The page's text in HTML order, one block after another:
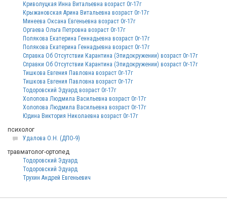
Криволуцкая Инна Витальевна возраст 0г-17г
Крыжановская Арина Витальевна возраст 0г-17г
Минеева Оксана Евгеньевна возраст 0г-17г
Оргаева Ольга Петровна возраст 0г-17г
Полякова Екатерина Геннадьевна возраст 0г-17г
Полякова Екатерина Геннадьевна возраст 0г-17г
Справка Об Отсутствии Карантина (Эпидокружении) возраст 0г-17г
Справки Об Отсутствии Карантина (Эпидокружении) возраст 0г-17г
Тишкова Евгения Павловна возраст 0г-17г
Тишкова Евгения Павловна возраст 0г-17г
Тодоровский Эдуард возраст 0г-17г
Холопова Людмила Васильевна возраст 0г-17г
Холопова Людмила Васильевна возраст 0г-17г
Юдина Виктория Николаевна возраст 0г-17г
психолог
Удалова О.Н. (ДПО-9)
травматолог-ортопед
Тодоровский Эдуард
Тодоровский Эдуард
Трухин Андрей Евгеньевич